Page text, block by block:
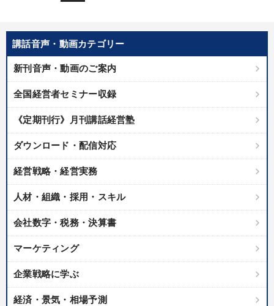
講話音声・動画カテゴリー
新刊音声・動画のご案内
全国経営者セミナー収録
《定期刊行》月刊講話経営塾
ダウンロード・配信対応
経営戦略・経営実務
人材・組織・採用・スキル
会社数字・税務・決算書
マーケティング
企業戦略に学ぶ
経済・景気・相場予測